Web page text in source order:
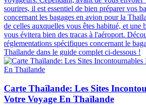
sourires, il est essentiel de bien préparer vos
concernant les bagages en avion pour la
de celles auxquelles vous êtes habitué, et une
vous évitera bien des tracas à l'aéroport.
réglementations spécifiques concernant le
Thaïlande dans le guide complet ci-dessous !
Carte Thaïlande: Les Sites
Votre Voyage En Thaïlande